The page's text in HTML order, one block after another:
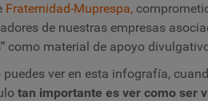
Fraternidad-Muprespa,
de nuestras empresas
como material de apoyo
puedes ver en esta infografía,
tan importante es ver como ser